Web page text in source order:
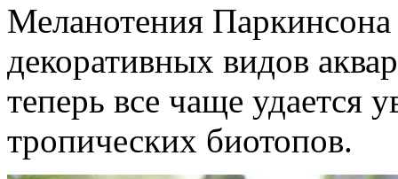
Меланотения
декоративных видов
теперь все чаще удается
тропических биотопов.